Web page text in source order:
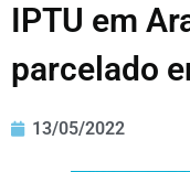
IPTU em
parcelado
13/05/2022